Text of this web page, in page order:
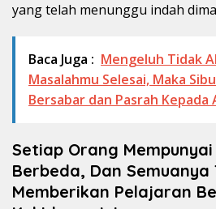
yang telah menunggu indah
Baca Juga : Mengeluh Tidak
Masalahmu Selesai, Maka
Bersabar dan Pasrah Kepada
Setiap Orang
Berbeda, Dan Semuanya
Memberikan Pelajaran